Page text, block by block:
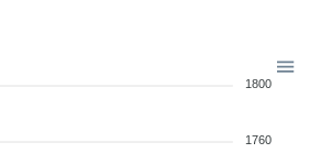
1800
1760